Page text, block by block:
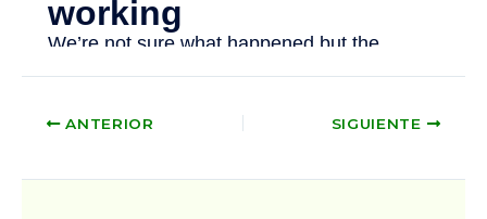
ANTERIOR SIGUIENTE